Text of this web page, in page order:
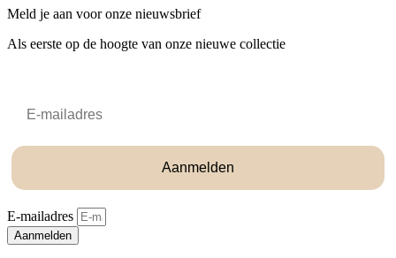
Meld je aan voor onze nieuwsbrief
Als eerste op de hoogte van onze nieuwe collectie
Aanmelden
E-mailadres
Aanmelden